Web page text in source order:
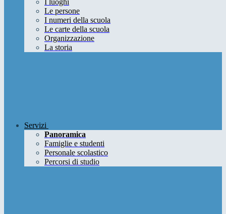
I luoghi
Le persone
I numeri della scuola
Le carte della scuola
Organizzazione
La storia
Servizi
Panoramica
Famiglie e studenti
Personale scolastico
Percorsi di studio